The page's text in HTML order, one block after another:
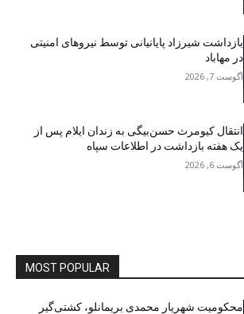
بازداشت شیرزاد پایانیانی توسط نیروهای امنیتی
در مهاباد
آگوست 7, 2026
انتقال کیومرث حسن‌بیگی به زندان ایلام پس از
یک هفته بازداشت در اطلاعات سپاه
آگوست 6, 2026
MOST POPULAR
محکومیت شهریار محمدی بریمانلو، کشتی‌گیر